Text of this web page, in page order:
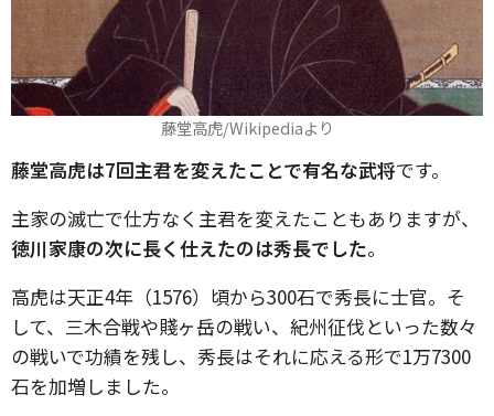
藤堂高虎/Wikipediaより
藤堂高虎は7回主君を変えたことで有名な武将です。
主家の滅亡で仕方なく主君を変えたこともありますが、
徳川家康の次に長く仕えたのは秀長でした。
高虎は天正4年（1576）頃から300石で秀長に士官。そ
して、三木合戦や賤ヶ岳の戦い、紀州征伐といった数々
の戦いで功績を残し、秀長はそれに応える形で1万7300
石を加増しました。